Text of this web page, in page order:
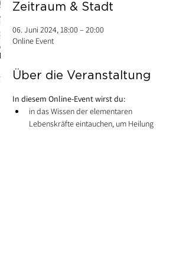
Zeitraum & Stadt
06. Juni 2024, 18:00 – 20:00
Online Event
Über die Veranstaltung
In diesem Online-Event wirst du:
in das Wissen der elementaren
Lebenskräfte eintauchen, um Heilung